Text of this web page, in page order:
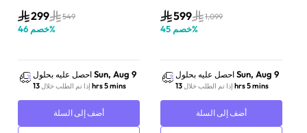
299
549
خصم 46 %
احصل عليه بحلول Sun, Aug 9
إذا تم الطلب خلال 13 hrs 5 mins
أضف إلى السلة
ألعاب أسود/أحمر 5
599
1,099
خصم 45 %
احصل عليه بحلول Sun, Aug 9
إذا تم الطلب خلال 13 hrs 5 mins
أضف إلى السلة